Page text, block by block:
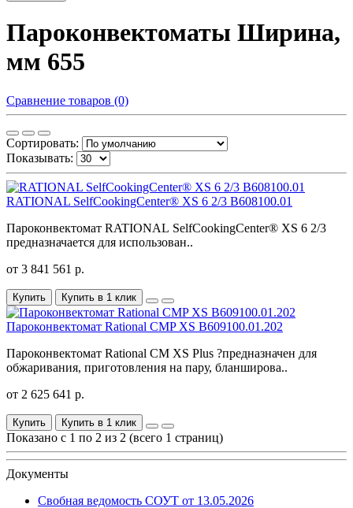
Пароконвектоматы Ширина,
мм 655
Сравнение товаров (0)
Сортировать:
Показывать:
RATIONAL SelfCookingCenter® XS 6 2/3 B608100.01
Пароконвектомат RATIONAL SelfCookingCenter® XS 6 2/3
предназначается для использован..
от 3 841 561 р.
Купить Купить в 1 клик
Пароконвектомат Rational CMP XS B609100.01.202
Пароконвектомат Rational CM XS Plus ?предназначен для
обжаривания, приготовления на пару, бланширова..
от 2 625 641 р.
Купить Купить в 1 клик
Показано с 1 по 2 из 2 (всего 1 страниц)
Документы
Свобная ведомость СОУТ от 13.05.2026